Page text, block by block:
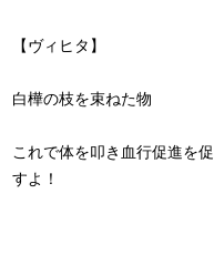
【ヴィヒタ】
白樺の枝を束ねた物
これで体を叩き血行促進を
すよ！